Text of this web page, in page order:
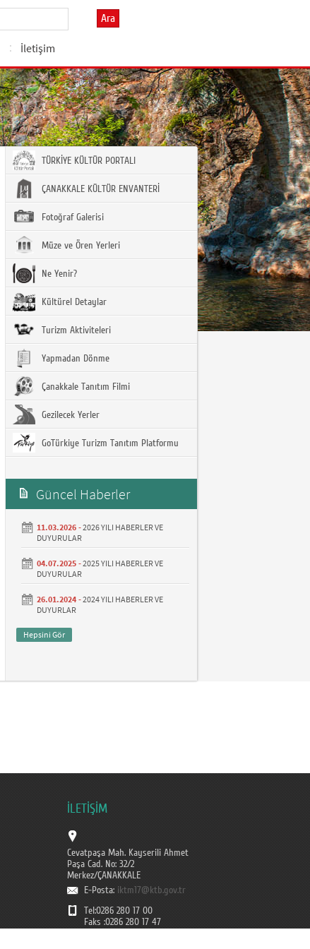
Ara
İletişim
TÜRKİYE KÜLTÜR PORTALI
ÇANAKKALE KÜLTÜR ENVANTERİ
Fotoğraf Galerisi
Müze ve Ören Yerleri
Ne Yenir?
Kültürel Detaylar
Turizm Aktiviteleri
Yapmadan Dönme
Çanakkale Tanıtım Filmi
Gezilecek Yerler
GoTürkiye Turizm Tanıtım Platformu
Güncel Haberler
11.03.2026 -2026 YILI HABERLER VE
DUYURULAR
04.07.2025 -2025 YILI HABERLER VE
DUYURULAR
26.01.2024 -2024 YILI HABERLER VE
DUYURLAR
Hepsini Gör
İLETİŞİM
Cevatpaşa Mah. Kayserili Ahmet
Paşa Cad. No: 32/2
Merkez/ÇANAKKALE
E-Posta: iktm17@ktb.gov.tr
Tel:0286 280 17 00
Faks :0286 280 17 47